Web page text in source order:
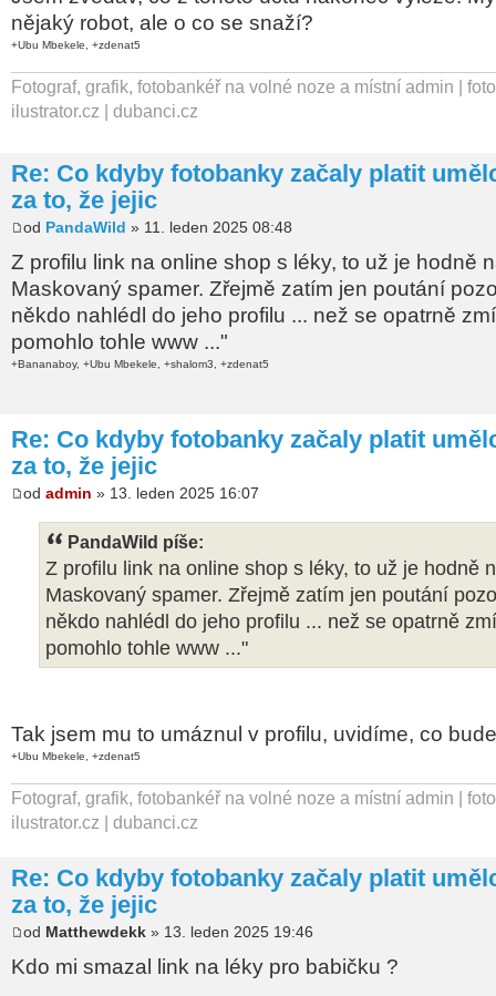
nějaký robot, ale o co se snaží?
+Ubu Mbekele, +zdenat5
Fotograf, grafik, fotobankéř na volné noze a místní admin |
ilustrator.cz | dubanci.cz
Re: Co kdyby fotobanky začaly platit
za to, že jejic
od PandaWild » 11. leden 2025 08:48
Z profilu link na online shop s léky, to už je hodně
Maskovaný spamer. Zřejmě zatím jen poutání
někdo nahlédl do jeho profilu ... než se opatrně
pomohlo tohle www ..."
+Bananaboy, +Ubu Mbekele, +shalom3, +zdenat5
Re: Co kdyby fotobanky začaly platit
za to, že jejic
od admin » 13. leden 2025 16:07
PandaWild píše:
Z profilu link na online shop s léky, to už je hodně
Maskovaný spamer. Zřejmě zatím jen poutání
někdo nahlédl do jeho profilu ... než se opatrně
pomohlo tohle www ..."
Tak jsem mu to umáznul v profilu, uvidíme, co
+Ubu Mbekele, +zdenat5
Fotograf, grafik, fotobankéř na volné noze a místní admin |
ilustrator.cz | dubanci.cz
Re: Co kdyby fotobanky začaly platit
za to, že jejic
od Matthewdekk » 13. leden 2025 19:46
Kdo mi smazal link na léky pro babičku ?